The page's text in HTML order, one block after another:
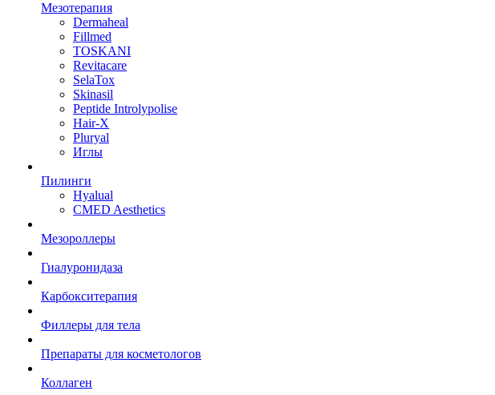
Мезотерапия
Dermaheal
Fillmed
TOSKANI
Revitacare
SelaTox
Skinasil
Peptide Introlypolise
Hair-X
Pluryal
Иглы
Пилинги
Hyalual
CMED Aesthetics
Мезороллеры
Гиалуронидаза
Карбокситерапия
Филлеры для тела
Препараты для косметологов
Коллаген